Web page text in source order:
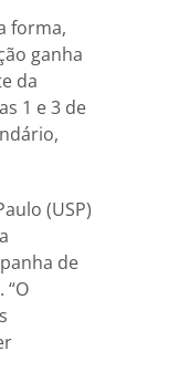
forma,
ganha
da
1 e 3 de
(USP)
de